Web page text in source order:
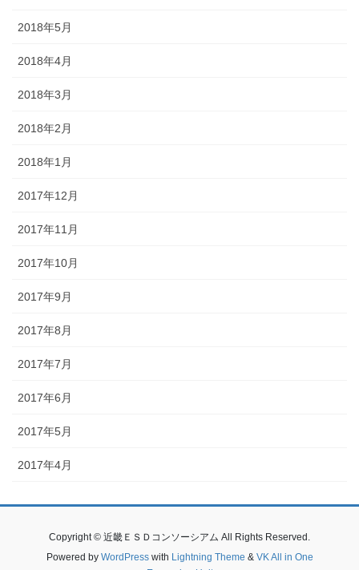
2018年5月
2018年4月
2018年3月
2018年2月
2018年1月
2017年12月
2017年11月
2017年10月
2017年9月
2017年8月
2017年7月
2017年6月
2017年5月
2017年4月
Copyright © 近畿ＥＳＤコンソーシアム All Rights Reserved.
Powered by WordPresswith Lightning Theme & VK All in One